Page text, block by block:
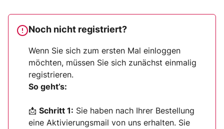
Noch nicht registriert?
Wenn Sie sich zum ersten Mal einloggen
möchten, müssen Sie sich zunächst einmalig
registrieren.
So geht’s:
📩 Schritt 1: Sie haben nach Ihrer Bestellung
eine Aktivierungsmail von uns erhalten. Sie